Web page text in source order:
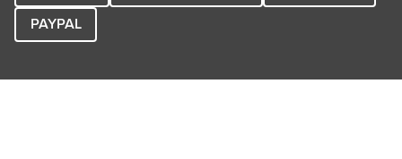
PAYPAL